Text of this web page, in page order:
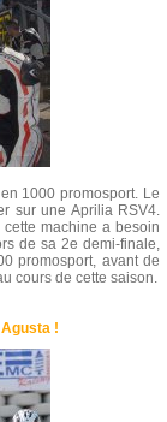
1000 promosport. Le
sur une Aprilia RSV4.
machine a besoin
de sa 2e demi-finale,
promosport, avant de
cours de cette saison.
!